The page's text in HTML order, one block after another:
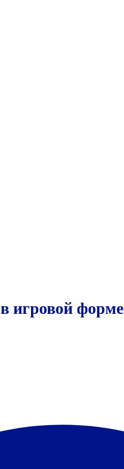
игровой форме